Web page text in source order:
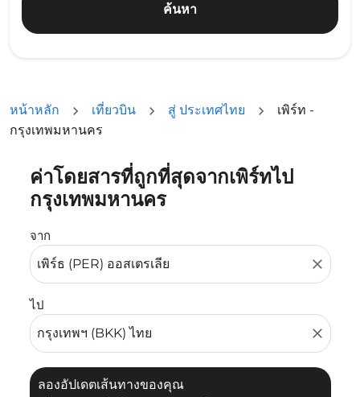
ค้นหา
หน้าหลัก เที่ยวบิน สู่ ประเทศไทย
เพิร์ท -
กรุงเทพมหานคร
ค่าโดยสารที่ถูกที่สุดจากเพิร์ทไป
กรุงเทพมหานคร
จาก
close
ไป
close
ลองอัปเดตเส้นทางของคุณ
ลองอัปเดตเส้นทางของคุณ (ต้นทางและ/หรือปลายทาง) หรื